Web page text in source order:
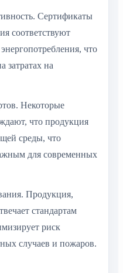
Сертификаты
соответствуют
что
затратах на
Некоторые
что продукция
среды, что
для современных
Продукция,
стандартам
риск
случаев и пожаров.